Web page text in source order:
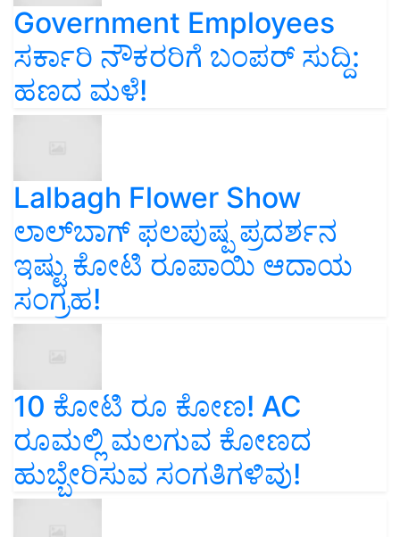
Government Employees
ಸರ್ಕಾರಿ ನೌಕರರಿಗೆ ಬಂಪರ್‌ ಸುದ್ದಿ:
ಹಣದ ಮಳೆ!
Lalbagh Flower Show
ಲಾಲ್‌ಬಾಗ್ ಫಲಪುಷ್ಪ ಪ್ರದರ್ಶನ
ಇಷ್ಟು ಕೋಟಿ ರೂಪಾಯಿ ಆದಾಯ
ಸಂಗ್ರಹ!
10 ಕೋಟಿ ರೂ ಕೋಣ! AC
ರೂಮಲ್ಲಿ ಮಲಗುವ ಕೋಣದ
ಹುಬ್ಬೇರಿಸುವ ಸಂಗತಿಗಳಿವು!